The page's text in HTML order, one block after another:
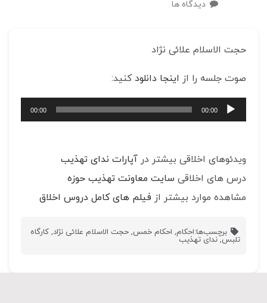
دیدگاه ها
حجت الاسلام علائی نژاد
صوت جلسه را از اینجا دانلودکنید:
پخش‌کننده
صوت
00:00
00:00
ویدئوهای اخلاقی بیشتر در آپارات ندای تهذیب
درس های اخلاقی سایت معاونت تهذیب حوزه
مشاهده موارد بیشتر از فیلم های کامل دروس اخلاق
برچسب‌ها:احکام, احکام خمس,حجت الاسلام علائی نژاد,کارگاه
تلبس,ندای تهذیب